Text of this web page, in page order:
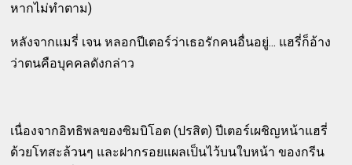
หากไม่ทำตาม)
หลังจากแมรี่ เจน หลอกปีเตอร์ว่าเธอรักคนอื่นอยู่... แฮรี่ก็อ้าง
ว่าตนคือบุคคลดังกล่าว
เนื่องจากอิทธิพลของซิมบิโอต (ปรสิต) ปีเตอร์เผชิญหน้าแฮรี่
ด้วยโทสะล้วนๆ และฝากรอยแผลเป็นไว้บนใบหน้า ของกรีน